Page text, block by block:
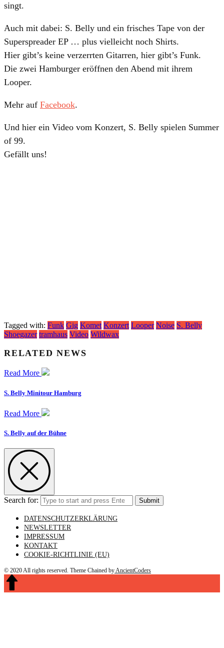
singt.
Auch mit dabei: S. Belly und ein frisches Tape von der
Superspreader EP… plus vielleicht noch Shirts.
Hier gibt’s keine verzerrten Gitarren, hier gibt’s Funk.
Die zwei Hamburger eröffnen den Abend mit ihrem
Looper.
Mehr auf Facebook.
Und hier ein Video vom Konzert, S. Belly spielen Summer
of 99.
Gefällt uns!
Tagged with: Funk Gig Komet Konzert Looper Noise S. Belly
Shoegazer tramhaus Video Wildwax
RELATED NEWS
Read More
S. Belly Minitour Hamburg
Read More
S. Belly auf der Bühne
Search for: Submit
DATENSCHUTZERKLÄRUNG
NEWSLETTER
IMPRESSUM
KONTAKT
COOKIE-RICHTLINIE (EU)
© 2020 All rights reserved. Theme Chained byAncientCoders